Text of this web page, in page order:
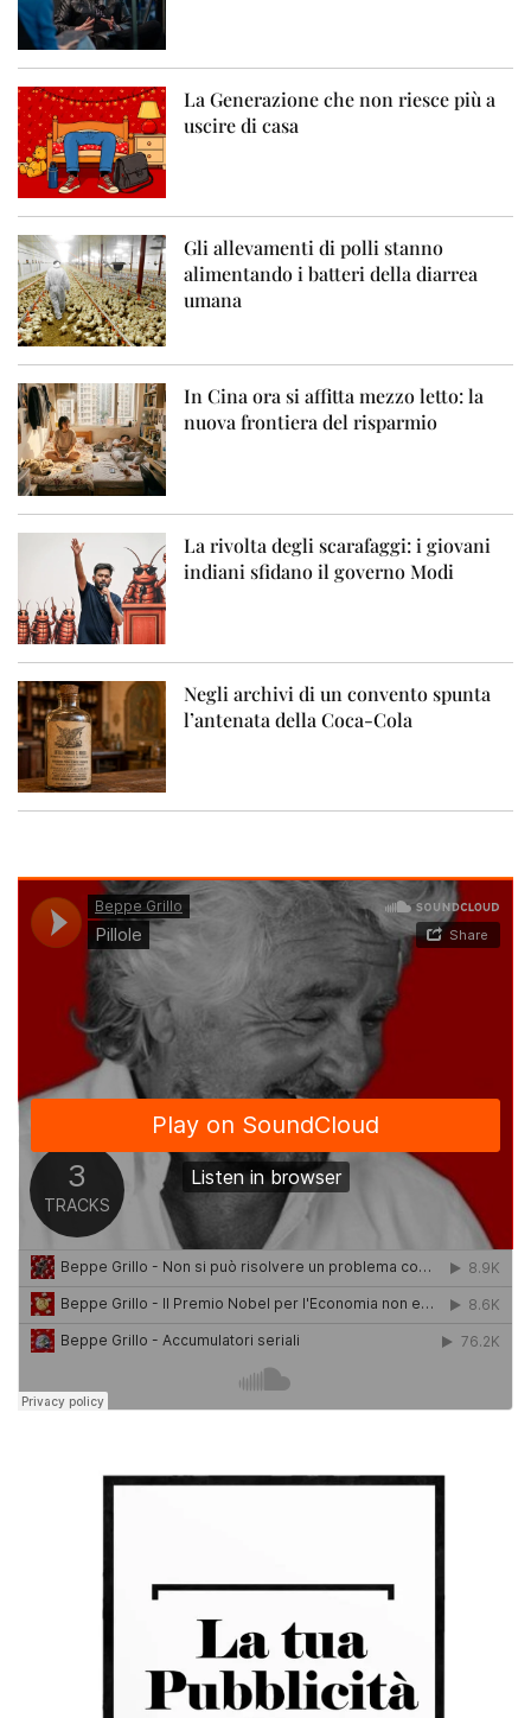
La Generazione che non riesce più a
uscire di casa
Gli allevamenti di polli stanno
alimentando i batteri della diarrea
umana
In Cina ora si affitta mezzo letto: la
nuova frontiera del risparmio
La rivolta degli scarafaggi: i giovani
indiani sfidano il governo Modi
Negli archivi di un convento spunta
l’antenata della Coca-Cola